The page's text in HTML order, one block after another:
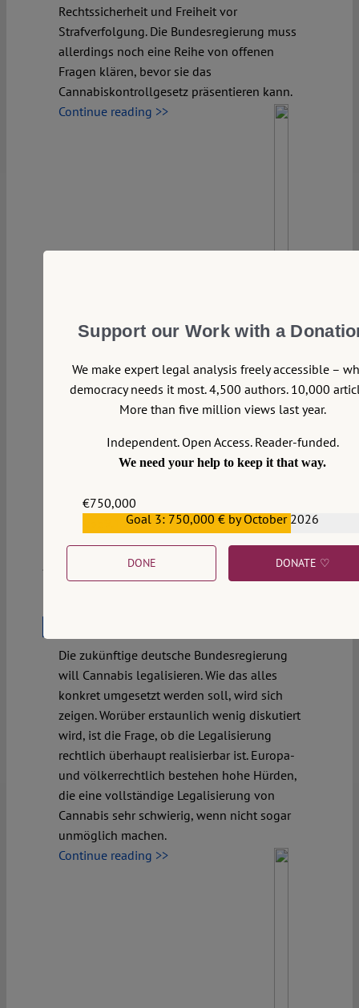
Rechtssicherheit und Freiheit vor
Strafverfolgung. Die Bundesregierung muss
allerdings noch eine Reihe von offenen
Fragen klären, bevor sie das
Cannabiskontrollgesetz präsentieren kann.
Continue reading >>
23 November 2021
Die zukünftige deutsche Bundesregierung
will Cannabis legalisieren. Wie das alles
konkret umgesetzt werden soll, wird sich
zeigen. Worüber erstaunlich wenig diskutiert
wird, ist die Frage, ob die Legalisierung
rechtlich überhaupt realisierbar ist. Europa-
und völkerrechtlich bestehen hohe Hürden,
die eine vollständige Legalisierung von
Cannabis sehr schwierig, wenn nicht sogar
unmöglich machen.
Continue reading >>
Support our Work with a
We make expert legal analysis freely accessible –
democracy needs it most. 4,500 authors. 10,000
More than five million views last year.
Independent. Open Access. Reader-funded.
We need your help to keep it that way.
€750,000
€559,159Goal 3: 750,000 € by October 2026
DONE DONATE ♡